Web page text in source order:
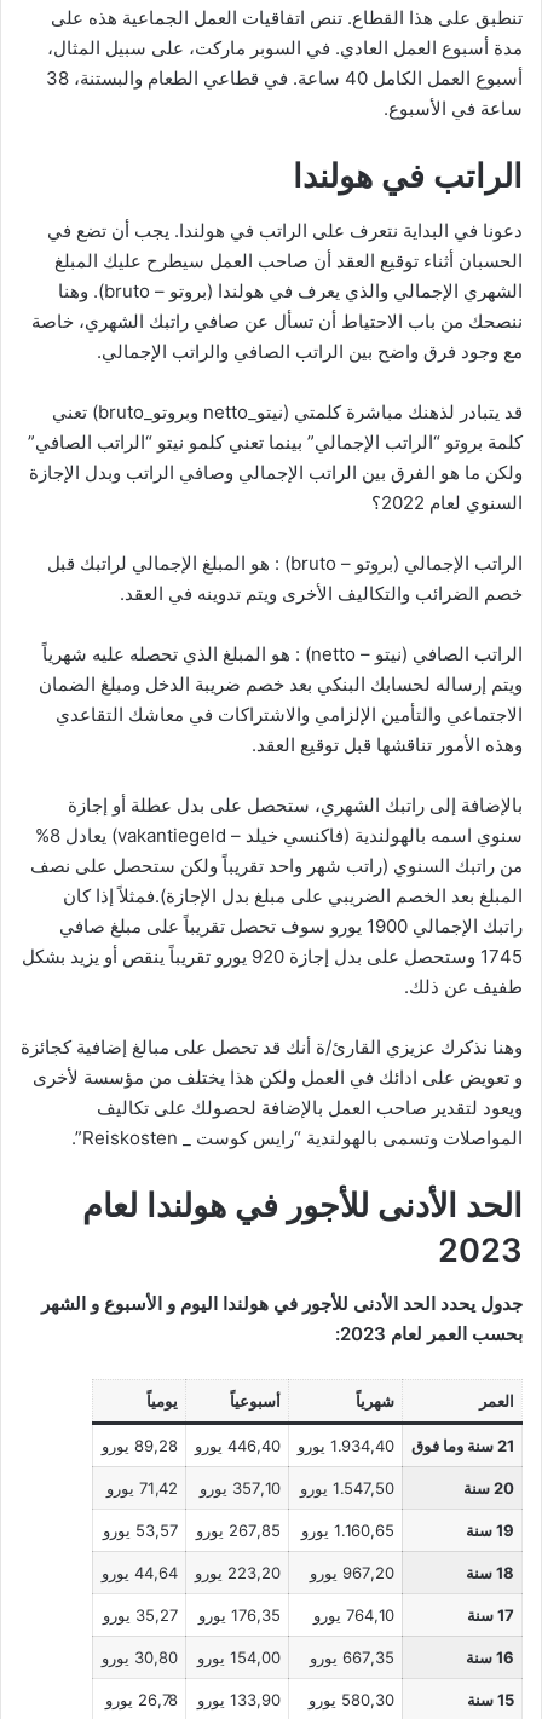
تنطبق على هذا القطاع. تنص اتفاقيات العمل الجماعية هذه على
مدة أسبوع العمل العادي. في السوبر ماركت، على سبيل المثال،
أسبوع العمل الكامل 40 ساعة. في قطاعي الطعام والبستنة، 38
ساعة في الأسبوع.
الراتب في هولندا
دعونا في البداية نتعرف على الراتب في هولندا. يجب أن تضع في
الحسبان أثناء توقيع العقد أن صاحب العمل سيطرح عليك المبلغ
الشهري الإجمالي والذي يعرف في هولندا (بروتو – bruto). وهنا
ننصحك من باب الاحتياط أن تسأل عن صافي راتبك الشهري، خاصة
مع وجود فرق واضح بين الراتب الصافي والراتب الإجمالي.
قد يتبادر لذهنك مباشرة كلمتي (نيتو_netto وبروتو_bruto) تعني
كلمة بروتو “الراتب الإجمالي” بينما تعني كلمو نيتو “الراتب الصافي”
ولكن ما هو الفرق بين الراتب الإجمالي وصافي الراتب وبدل الإجازة
السنوي لعام 2022؟
الراتب الإجمالي (بروتو – bruto) : هو المبلغ الإجمالي لراتبك قبل
خصم الضرائب والتكاليف الأخرى ويتم تدوينه في العقد.
الراتب الصافي (نيتو – netto) : هو المبلغ الذي تحصله عليه شهرياً
ويتم إرساله لحسابك البنكي بعد خصم ضريبة الدخل ومبلغ الضمان
الاجتماعي والتأمين الإلزامي والاشتراكات في معاشك التقاعدي
وهذه الأمور تناقشها قبل توقيع العقد.
بالإضافة إلى راتبك الشهري، ستحصل على بدل عطلة أو إجازة
سنوي اسمه بالهولندية (فاكنسي خيلد – vakantiegeld) يعادل 8%
من راتبك السنوي (راتب شهر واحد تقريباً ولكن ستحصل على نصف
المبلغ بعد الخصم الضريبي على مبلغ بدل الإجازة).فمثلاً إذا كان
راتبك الإجمالي 1900 يورو سوف تحصل تقريباً على مبلغ صافي
1745 وستحصل على بدل إجازة 920 يورو تقريباً ينقص أو يزيد بشكل
طفيف عن ذلك.
وهنا نذكرك عزيزي القارئ/ة أنك قد تحصل على مبالغ إضافية كجائزة
و تعويض على ادائك في العمل ولكن هذا يختلف من مؤسسة لأخرى
ويعود لتقدير صاحب العمل بالإضافة لحصولك على تكاليف
المواصلات وتسمى بالهولندية “رايس كوست _ Reiskosten”.
الحد الأدنى للأجور في هولندا لعام
2023
جدول يحدد الحد الأدنى للأجور في هولندا اليوم و الأسبوع و الشهر
بحسب العمر لعام 2023:
العمر شهرياً أسبوعياً يومياً
21 سنة وما فوق 1.934,40 يورو 446,40 يورو 89,28 يورو
20 سنة 1.547,50 يورو 357,10 يورو 71,42 يورو
19 سنة 1.160,65 يورو 267,85 يورو 53,57 يورو
18 سنة 967,20 يورو 223,20 يورو 44,64 يورو
17 سنة 764,10 يورو 176,35 يورو 35,27 يورو
16 سنة 667,35 يورو 154,00 يورو 30,80 يورو
15 سنة 580,30 يورو 133,90 يورو 26,78 يورو